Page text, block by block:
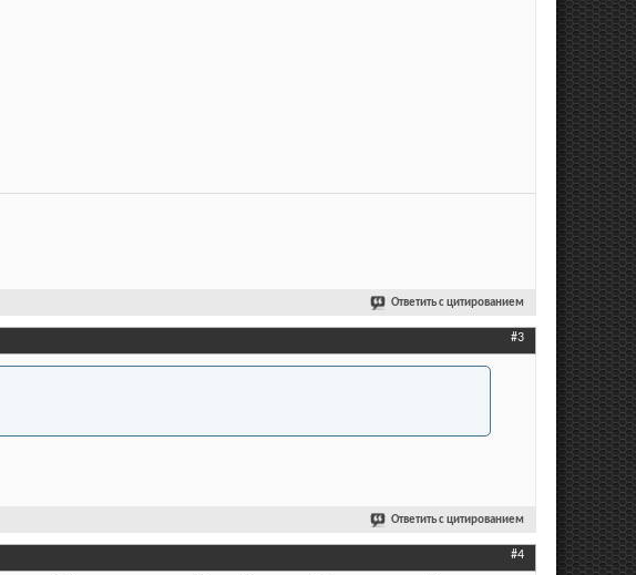
Ответить с цитированием
#3
Ответить с цитированием
#4